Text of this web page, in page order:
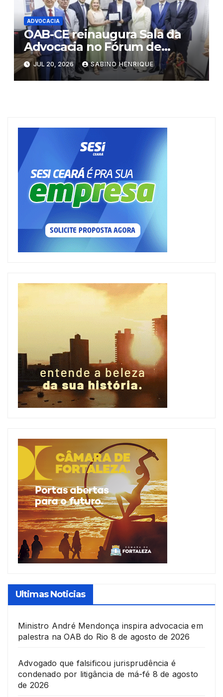
ADVOCACIA
OAB-CE reinaugura Sala da
Advocacia no Fórum de
Eusébio
JUL 20, 2026 SABINO HENRIQUE
Ultimas Noticias
Ministro André Mendonça inspira advocacia em
palestra na OAB do Rio 8 de agosto de 2026
Advogado que falsificou jurisprudência é
condenado por litigância de má-fé 8 de agosto
de 2026